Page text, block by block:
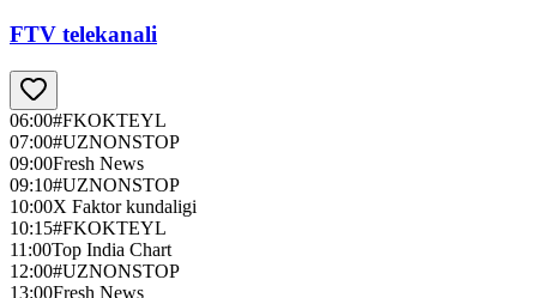
FTV telekanali
06:00#FKOKTEYL
07:00#UZNONSTOP
09:00Fresh News
09:10#UZNONSTOP
10:00X Faktor kundaligi
10:15#FKOKTEYL
11:00Top India Chart
12:00#UZNONSTOP
13:00Fresh News